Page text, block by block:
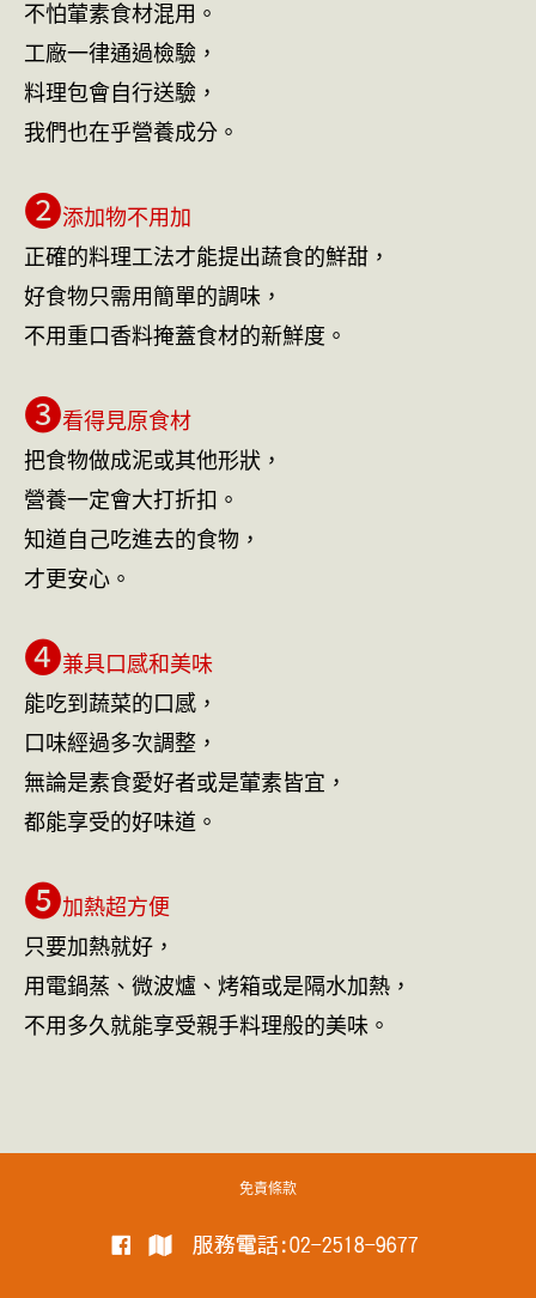
不怕葷素食材混用。
工廠一律通過檢驗，
料理包會自行送驗，
我們也在乎營養成分。
❷添加物不用加
正確的料理工法才能提出蔬食的鮮甜，
好食物只需用簡單的調味，
不用重口香料掩蓋食材的新鮮度。
❸看得見原食材
把食物做成泥或其他形狀，
營養一定會大打折扣。
知道自己吃進去的食物，
才更安心。
❹兼具口感和美味
能吃到蔬菜的口感，
口味經過多次調整，
無論是素食愛好者或是葷素皆宜，
都能享受的好味道。
❺加熱超方便
只要加熱就好，
用電鍋蒸、微波爐、烤箱或是隔水加熱，
不用多久就能享受親手料理般的美味。
免責條款